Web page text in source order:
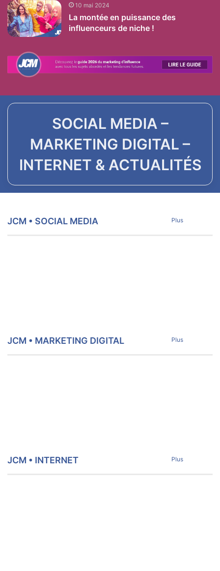
10 mai 2024
La montée en puissance des
influenceurs de niche !
SOCIAL MEDIA –
MARKETING DIGITAL –
INTERNET & ACTUALITÉS
JCM • SOCIAL MEDIA Plus
JCM • MARKETING DIGITAL Plus
JCM • INTERNET Plus